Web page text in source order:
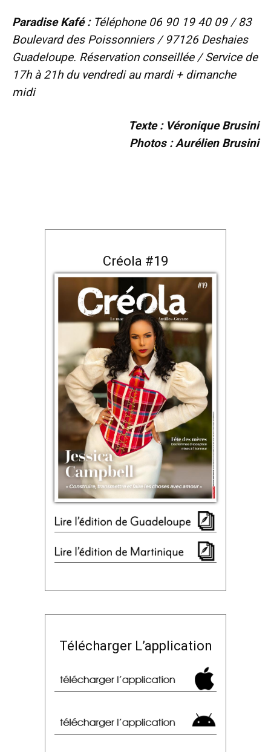
Paradise Kafé : Téléphone 06 90 19 40 09 / 83
Boulevard des Poissonniers / 97126 Deshaies
Guadeloupe. Réservation conseillée / Service de
17h à 21h du vendredi au mardi + dimanche
midi
Texte : Véronique Brusini
Photos : Aurélien Brusini
Créola #19
Télécharger L’application